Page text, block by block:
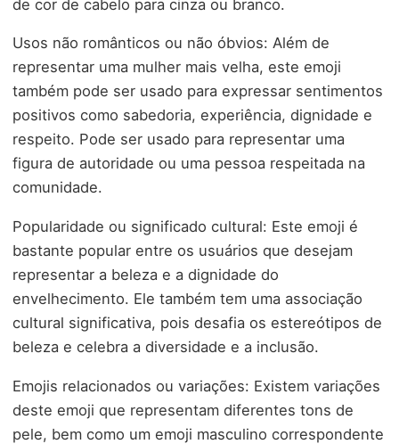
de cor de cabelo para cinza ou branco.
Usos não românticos ou não óbvios: Além de
representar uma mulher mais velha, este emoji
também pode ser usado para expressar sentimentos
positivos como sabedoria, experiência, dignidade e
respeito. Pode ser usado para representar uma
figura de autoridade ou uma pessoa respeitada na
comunidade.
Popularidade ou significado cultural: Este emoji é
bastante popular entre os usuários que desejam
representar a beleza e a dignidade do
envelhecimento. Ele também tem uma associação
cultural significativa, pois desafia os estereótipos de
beleza e celebra a diversidade e a inclusão.
Emojis relacionados ou variações: Existem variações
deste emoji que representam diferentes tons de
pele, bem como um emoji masculino correspondente